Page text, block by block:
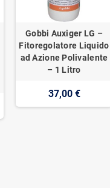
Gobbi Auxiger LG –
Fitoregolatore Liquido
ad Azione Polivalente
– 1 Litro
37,00 €